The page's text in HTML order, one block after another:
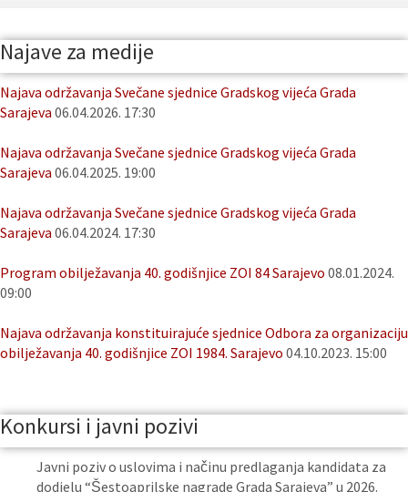
Najave za medije
Najava održavanja Svečane sjednice Gradskog vijeća Grada
Sarajeva 06.04.2026. 17:30
Najava održavanja Svečane sjednice Gradskog vijeća Grada
Sarajeva 06.04.2025. 19:00
Najava održavanja Svečane sjednice Gradskog vijeća Grada
Sarajeva 06.04.2024. 17:30
Program obilježavanja 40. godišnjice ZOI 84 Sarajevo 08.01.2024.
09:00
Najava održavanja konstituirajuće sjednice Odbora za organizaciju
obilježavanja 40. godišnjice ZOI 1984. Sarajevo 04.10.2023. 15:00
Konkursi i javni pozivi
Javni poziv o uslovima i načinu predlaganja kandidata za
dodjelu “Šestoaprilske nagrade Grada Sarajeva” u 2026.